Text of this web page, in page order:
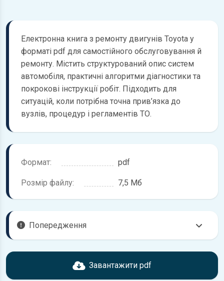
Електронна книга з ремонту двигунів Toyota у
форматі pdf для самостійного обслуговування й
ремонту. Містить структурований опис систем
автомобіля, практичні алгоритми діагностики та
покрокові інструкції робіт. Підходить для
ситуацій, коли потрібна точна прив’язка до
вузлів, процедур і регламентів ТО.
Формат: pdf
Розмір файлу: 7,5 Мб
Попередження
Перед завантаженням ознайомтесь з характеристиками
двигунів Toyota, що надані в книзі. Можливі розбіжності,
Завантажити pdf